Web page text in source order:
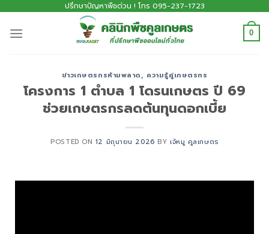
ปรึกษาปัญหาพืชด่วน ! โทร 095-237-1723
0
ข่าวเกษตรกรห้ามพลาด, ความรู้คู่เกษตรกร
โครงการ 1 ตำบล 1 โดรนเกษตร ปี 69
ช่วยเกษตรกรลดต้นทุนดอกเบี้ย
POSTED ON 12 มิถุนายน 2026 BY เจ้หมู คูลเกษตร